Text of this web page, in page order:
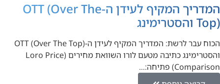
המדריך המקיף לעידן ה-OTT (Over The
Top) והסטרימינג
הכוח עבר לרשת: המדריך המקיף לעידן ה-OTT (Over The Top)
והסטרימינג כתיבה מטעם לורו השוואת מחירים (Loro Price
Comparison) פתיחה:…